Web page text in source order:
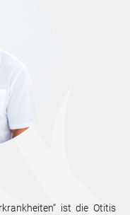
ist die Otitis